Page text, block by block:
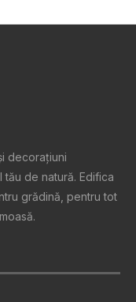
decoraţiuni
de natură. Edifica
grădină, pentru tot